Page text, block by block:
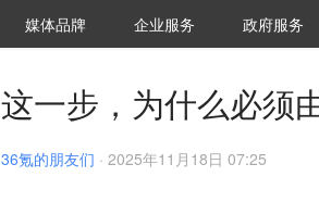
媒体品牌 36Kr研究院
企业服务 城市之窗
政府服务
这一步，为什么必须
36氪的朋友们 · 2025年11月18日 07:25